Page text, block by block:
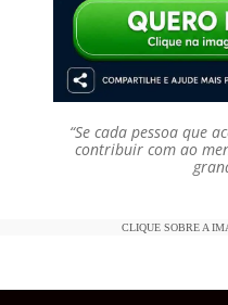
“Se cada pessoa que
contribuir com ao
CLIQUE SOBRE A